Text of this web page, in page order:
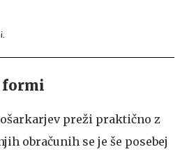
formi
preži praktično z
obračunih se je še posebej